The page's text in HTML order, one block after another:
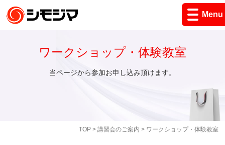
Menu
TOP> 講習会のご案内 > ワークショップ・体験教室
ワークショップ・体験教室
当ページから参加お申し込み頂けます。